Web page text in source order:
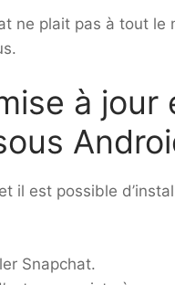
ne plait pas à tout
à
il est possible
Snapchat.